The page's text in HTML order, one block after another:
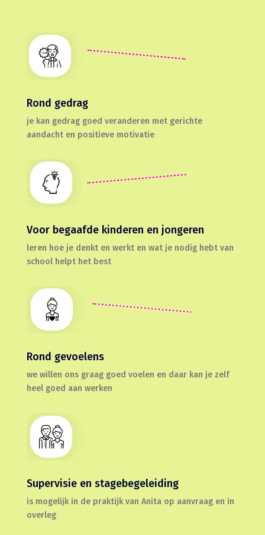
Rond gedrag
je kan gedrag goed veranderen met gerichte
aandacht en positieve motivatie
Voor begaafde kinderen en jongeren
leren hoe je denkt en werkt en wat je nodig hebt van
school helpt het best
Rond gevoelens
we willen ons graag goed voelen en daar kan je zelf
heel goed aan werken
Supervisie en stagebegeleiding
is mogelijk in de praktijk van Anita op aanvraag en in
overleg